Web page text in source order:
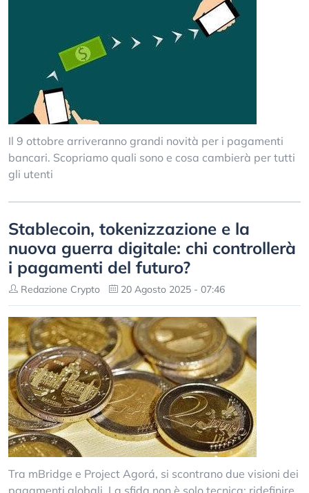
Il 9 ottobre arriveranno grandi novità per i pagamenti
bancari. Scopriamo quali sono e cosa cambierà per tutti
gli utenti
Stablecoin, tokenizzazione e la
nuova guerra digitale: chi controllerà
i pagamenti del futuro?
Redazione Crypto 20 Agosto 2025 - 07:46
Tra mBridge e Project Agorá, si scontrano due visioni dei
pagamenti globali. La sfida non è solo tecnica: ridefinire